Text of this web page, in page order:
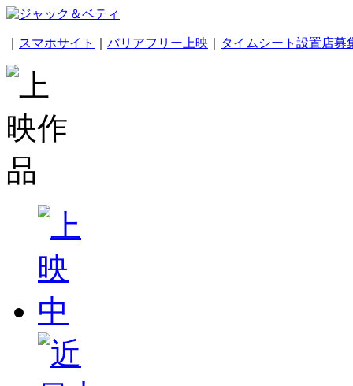
スマホサイト バリアフリー上映 タイムシート設置店募